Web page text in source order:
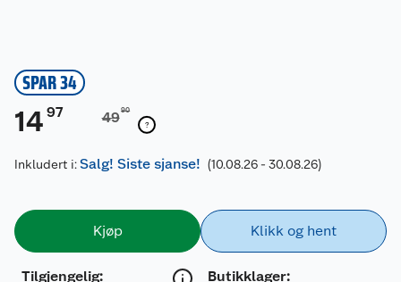
SPAR 34
14 97 4990
Inkludert i:Salg! Siste sjanse! (10.08.26 - 30.08.26)
Kjøp
Tilgjengelig:
Klikk og hent
Butikklager: